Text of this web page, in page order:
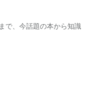
で、今話題の本から知識